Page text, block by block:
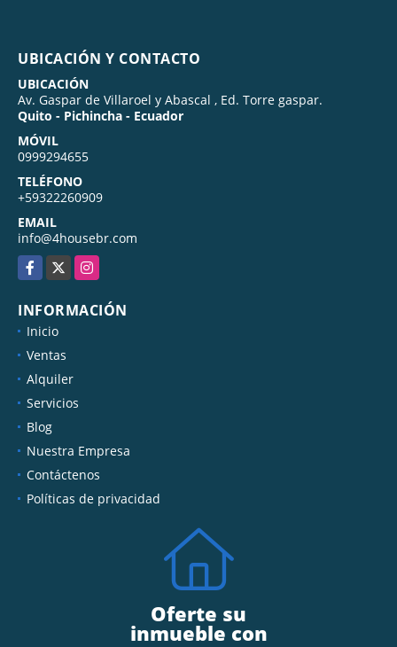
UBICACIÓN Y CONTACTO
UBICACIÓN
Av. Gaspar de Villaroel y Abascal , Ed. Torre gaspar.
Quito - Pichincha - Ecuador
MÓVIL
0999294655
TELÉFONO
+59322260909
EMAIL
info@4housebr.com
Facebook
X Instagram
INFORMACIÓN
Inicio
Ventas
Alquiler
Servicios
Blog
Nuestra Empresa
Contáctenos
Políticas de privacidad
Oferte su
inmueble con